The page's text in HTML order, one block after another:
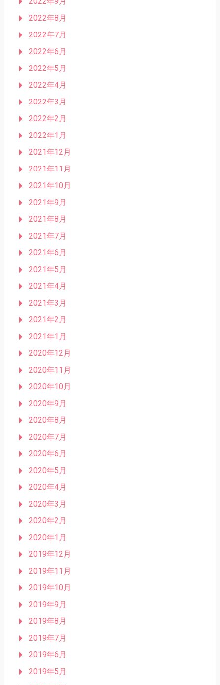
2022年8月
2022年7月
2022年6月
2022年5月
2022年4月
2022年3月
2022年2月
2022年1月
2021年12月
2021年11月
2021年10月
2021年9月
2021年8月
2021年7月
2021年6月
2021年5月
2021年4月
2021年3月
2021年2月
2021年1月
2020年12月
2020年11月
2020年10月
2020年9月
2020年8月
2020年7月
2020年6月
2020年5月
2020年4月
2020年3月
2020年2月
2020年1月
2019年12月
2019年11月
2019年10月
2019年9月
2019年8月
2019年7月
2019年6月
2019年5月